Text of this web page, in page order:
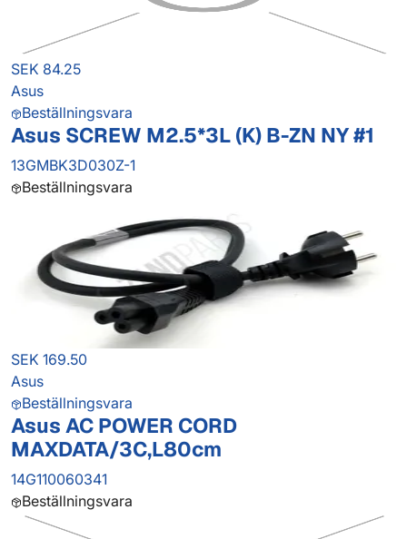
SEK 84.25
Asus
Beställningsvara
Asus SCREW M2.5*3L (K) B-ZN NY #1
13GMBK3D030Z-1
Beställningsvara
SEK 169.50
Asus
Beställningsvara
Asus AC POWER CORD
MAXDATA/3C,L80cm
14G110060341
Beställningsvara